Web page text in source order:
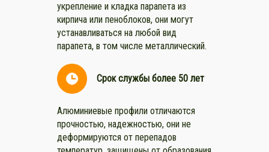
укрепление и кладка парапета из
кирпича или пеноблоков, они могут
устанавливаться на любой вид
парапета, в том числе металлический.
Срок службы более 50 лет
Алюминиевые профили отличаются
прочностью, надежностью, они не
деформируются от перепадов